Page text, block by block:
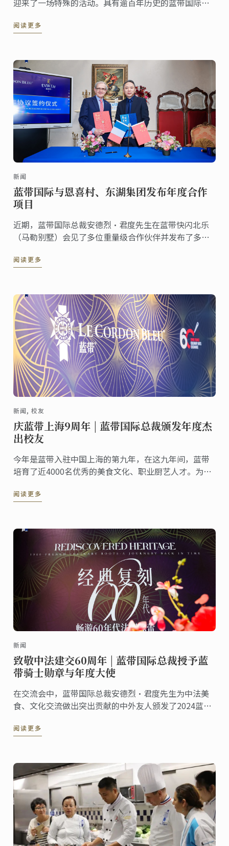
迎来了一场特殊的活动。具有逾百年历史的蓝带国际学
侃，杨浦区委副书记、区长周海鹰与蓝带国际总裁安德
阅读更多
新闻
蓝带国际与恩喜村、东湖集团发布年度合作
项目
近期，蓝带国际总裁安德烈·君度先生在蓝带快闪北乐
（马勒别墅）会见了多位重量级合作伙伴并发布了多项
阅读更多
新闻, 校友
庆蓝带上海9周年 | 蓝带国际总裁颁发年度杰
出校友
今年是蓝带入驻中国上海的第九年，在这九年间，蓝带
培育了近4000名优秀的美食文化、职业厨艺人才。为餐
场发展需求的品牌主理人。
阅读更多
新闻
致敬中法建交60周年 | 蓝带国际总裁授予蓝
带骑士勋章与年度大使
在交流会中，蓝带国际总裁安德烈·君度先生为中法美
食、文化交流做出突出贡献的中外友人颁发了2024蓝带
阅读更多